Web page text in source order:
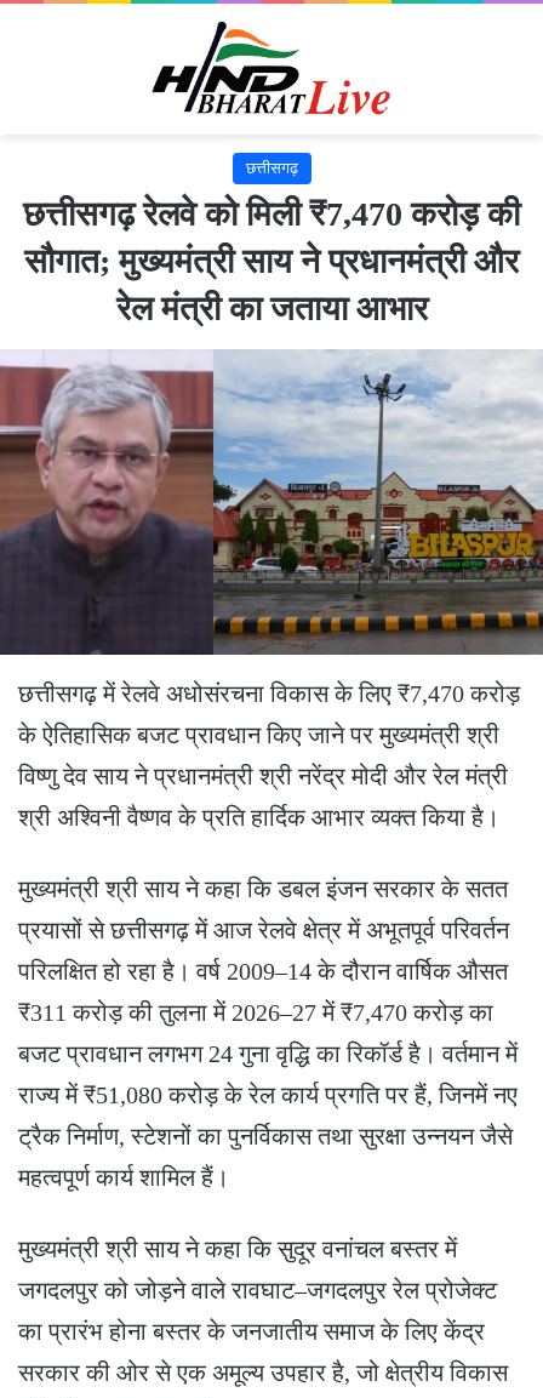
छत्तीसगढ़
छत्तीसगढ़ रेलवे को मिली ₹7,470 करोड़ की
सौगात; मुख्यमंत्री साय ने प्रधानमंत्री और
रेल मंत्री का जताया आभार
छत्तीसगढ़ में रेलवे अधोसंरचना विकास के लिए ₹7,470 करोड़
के ऐतिहासिक बजट प्रावधान किए जाने पर मुख्यमंत्री श्री
विष्णु देव साय ने प्रधानमंत्री श्री नरेंद्र मोदी और रेल मंत्री
श्री अश्विनी वैष्णव के प्रति हार्दिक आभार व्यक्त किया है।
मुख्यमंत्री श्री साय ने कहा कि डबल इंजन सरकार के सतत
प्रयासों से छत्तीसगढ़ में आज रेलवे क्षेत्र में अभूतपूर्व परिवर्तन
परिलक्षित हो रहा है। वर्ष 2009–14 के दौरान वार्षिक औसत
₹311 करोड़ की तुलना में 2026–27 में ₹7,470 करोड़ का
बजट प्रावधान लगभग 24 गुना वृद्धि का रिकॉर्ड है। वर्तमान में
राज्य में ₹51,080 करोड़ के रेल कार्य प्रगति पर हैं, जिनमें नए
ट्रैक निर्माण, स्टेशनों का पुनर्विकास तथा सुरक्षा उन्नयन जैसे
महत्वपूर्ण कार्य शामिल हैं।
मुख्यमंत्री श्री साय ने कहा कि सुदूर वनांचल बस्तर में
जगदलपुर को जोड़ने वाले रावघाट–जगदलपुर रेल प्रोजेक्ट
का प्रारंभ होना बस्तर के जनजातीय समाज के लिए केंद्र
सरकार की ओर से एक अमूल्य उपहार है, जो क्षेत्रीय विकास